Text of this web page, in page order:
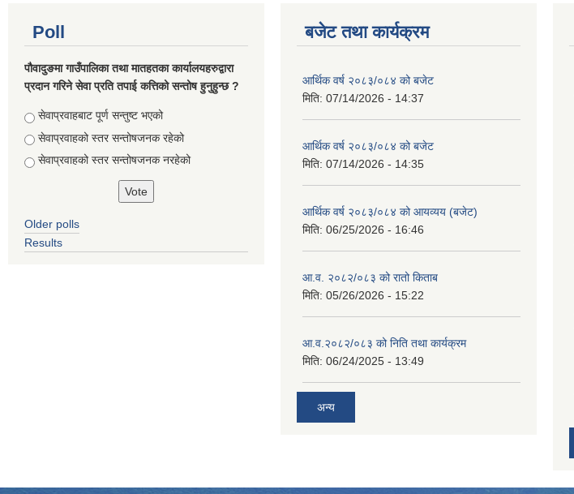
Poll
पौवादुङमा गाउँपालिका तथा मातहतका कार्यालयहरुद्वारा
प्रदान गरिने सेवा प्रति तपाई कत्तिको सन्तोष हुनुहुन्छ ?
Choices
सेवाप्रवाहबाट पूर्ण सन्तुष्ट भएको
सेवाप्रवाहको स्तर सन्तोषजनक रहेको
सेवाप्रवाहको स्तर सन्तोषजनक नरहेको
Older polls
Results
बजेट तथा कार्यक्रम
आर्थिक वर्ष २०८३/०८४ को बजेट
मिति: 07/14/2026 - 14:37
आर्थिक वर्ष २०८३/०८४ को बजेट
मिति: 07/14/2026 - 14:35
आर्थिक वर्ष २०८३/०८४ को आयव्यय (बजेट)
मिति: 06/25/2026 - 16:46
आ.व. २०८२/०८३ को रातो किताब
मिति: 05/26/2026 - 15:22
आ.व.२०८२/०८३ को निति तथा कार्यक्रम
मिति: 06/24/2025 - 13:49
अन्य